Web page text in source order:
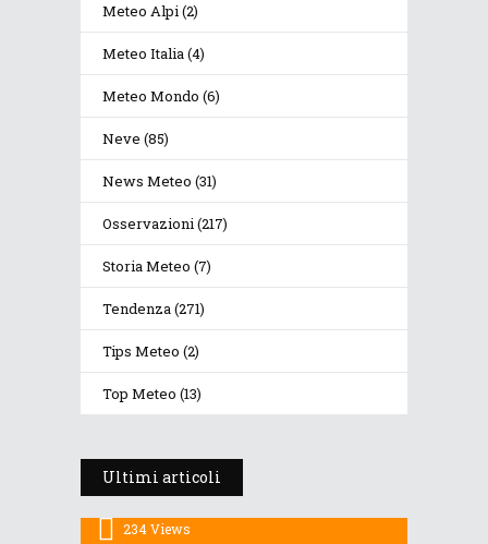
Meteo Alpi(2)
Meteo Italia(4)
Meteo Mondo (6)
Neve (85)
News Meteo (31)
Osservazioni(217)
Storia Meteo (7)
Tendenza(271)
Tips Meteo (2)
Top Meteo (13)
Ultimi articoli
Prosegue l’estate con valori
30 Luglio 2026
234Views
Dopo i temporali, aria più fresca e
stabile: le Dolomiti ritrovano le
temperature di stagione
21 Luglio 2026
Estate sulle Dolomiti con alcuni